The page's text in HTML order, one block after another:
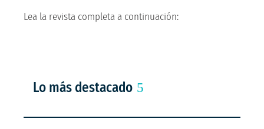
Lea la revista completa a continuación:
Lo más destacado